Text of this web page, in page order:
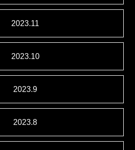
2023.11
2023.10
2023.9
2023.8